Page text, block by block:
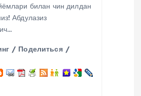
билан чин дилдан
Абдулазиз
/ Поделиться /